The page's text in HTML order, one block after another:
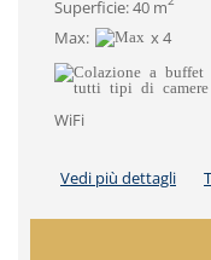
Superficie: 40 m
Max:
x 4
WiFi
Vedi più dettagli